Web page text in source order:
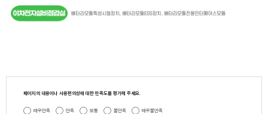
페이지의 내용이나 사용편의성에 대한 만족도를 평가해 주세요.
매우만족 만족 보통 불만족 매우불만족